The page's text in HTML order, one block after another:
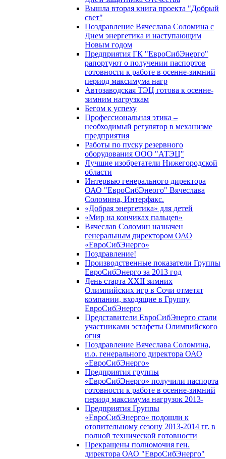
Вышла вторая книга проекта "Добрый
свет"
Поздравление Вячеслава Соломина с
Днем энергетика и наступающим
Новым годом
Предприятия ГК "ЕвроСибЭнерго"
рапортуют о получении паспортов
готовности к работе в осенне-зимний
период максимума нагр
Автозаводская ТЭЦ готова к осенне-
зимним нагрузкам
Бегом к успеху
Профессиональная этика –
необходимый регулятор в механизме
предприятия
Работы по пуску резервного
оборудования ООО "АТЭЦ"
Лучшие изобретатели Нижегородской
области
Интервью генерального директора
ОАО "ЕвроСибЭнеого" Вячеслава
Соломина, Интерфакс.
«Добрая энергетика» для детей
«Мир на кончиках пальцев»
Вячеслав Соломин назначен
генеральным директором ОАО
«ЕвроСибЭнерго»
Поздравление!
Производственные показатели Группы
ЕвроСибЭнерго за 2013 год
День старта XXII зимних
Олимпийских игр в Сочи отметят
компании, входящие в Группу
ЕвроСибЭнерго
Представители ЕвроСибЭнерго стали
участниками эстафеты Олимпийского
огня
Поздравление Вячеслава Соломина,
и.о. генерального директора ОАО
«ЕвроСибЭнерго»
Предприятия группы
«ЕвроСибЭнерго» получили паспорта
готовности к работе в осенне-зимний
период максимума нагрузок 2013-
Предприятия Группы
«ЕвроСибЭнерго» подошли к
отопительному сезону 2013-2014 гг. в
полной технической готовности
Прекращены полномочия ген.
директора ОАО "ЕвроСибЭнерго"